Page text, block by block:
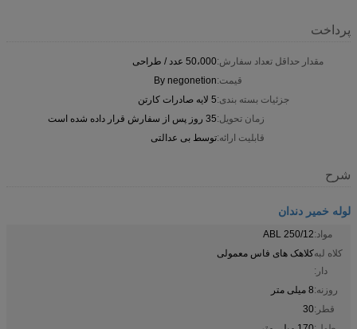
پرداخت
مقدار حداقل تعداد سفارش:50،000 عدد / طراحی
قیمت:By negonetion
جزئیات بسته بندی:5 لايه صادرات کارتن
زمان تحویل:35 روز پس از سفارش قرار داده شده است
قابلیت ارائه:توسط بی عدالتی
شرح
لوله خمیر دندان
مواد:ABL 250/12
کلاه لبه
دار:
کلاهک های فاس معمولی
روزنه:8 میلی متر
قطر:30